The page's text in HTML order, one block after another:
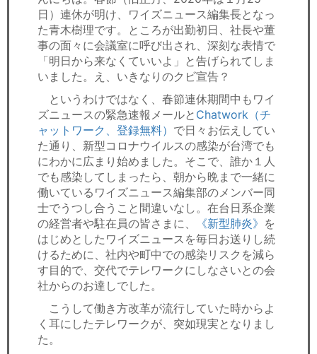
日）連休が明け、ワイズニュース編集長となっ
た青木樹理です。ところが出勤初日、社長や董
事の面々に会議室に呼び出され、深刻な表情で
「明日から来なくていいよ」と告げられてしま
いました。え、いきなりのクビ宣告？
というわけではなく、春節連休期間中もワイ
ズニュースの緊急速報メールと Chatwork（チ
ャットワーク、登録無料） で日々お伝えしてい
た通り、新型コロナウイルスの感染が台湾でも
にわかに広まり始めました。そこで、誰か１人
でも感染してしまったら、朝から晩まで一緒に
働いているワイズニュース編集部のメンバー同
士でうつし合うこと間違いなし。在台日系企業
の経営者や駐在員の皆さまに、
《新型肺炎》 を
はじめとしたワイズニュースを毎日お送りし続
けるために、社内や町中での感染リスクを減ら
す目的で、交代でテレワークにしなさいとの会
社からのお達しでした。
こうして働き方改革が流行していた時からよ
く耳にしたテレワークが、突如現実となりまし
た。